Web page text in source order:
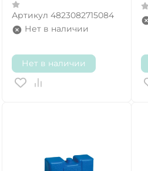
Артикул 4823082715084
Нет в наличии
Нет в наличии